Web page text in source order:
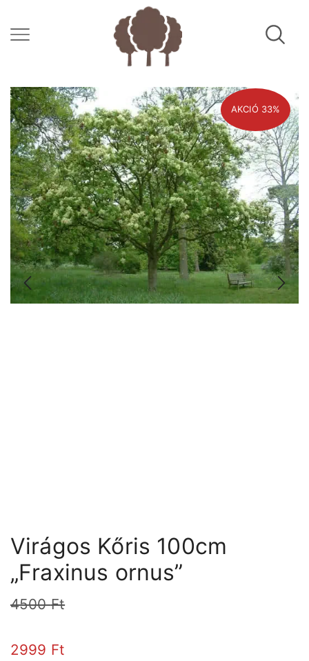
AKCIÓ 33%
Virágos Kőris 100cm
„Fraxinus ornus”
4500Ft
2999 Ft